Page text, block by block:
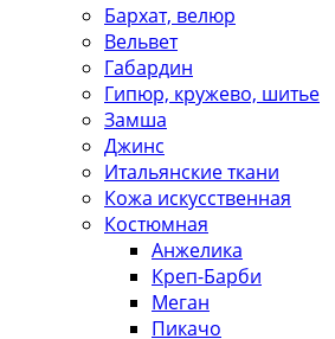
Бархат, велюр
Вельвет
Габардин
Гипюр, кружево, шитье
Замша
Джинс
Итальянские ткани
Кожа искусственная
Костюмная
Анжелика
Креп-Барби
Меган
Пикачо